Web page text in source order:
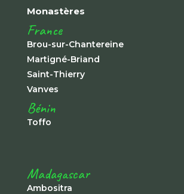
Monastères
France
Brou-sur-Chantereine
Martigné-Briand
Saint-Thierry
Vanves
Bénin
Toffo
Madagascar
Ambositra